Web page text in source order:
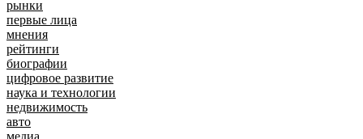
рынки
первые лица
мнения
рейтинги
биографии
цифровое развитие
наука и технологии
недвижимость
авто
медиа